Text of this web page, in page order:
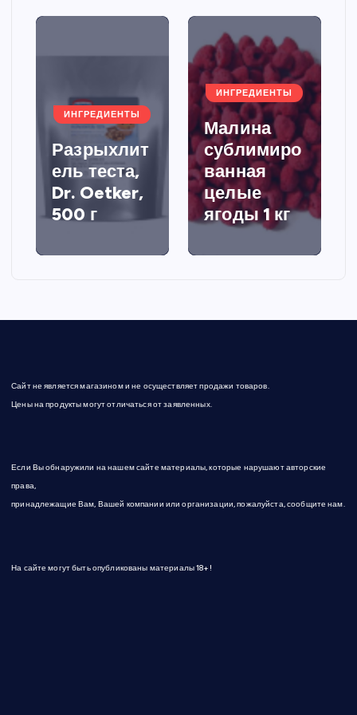
ИНГРЕДИЕНТЫ
Разрыхлит
ель теста,
Dr. Oetker,
500 г
ИНГРЕДИЕНТЫ
Малина
сублимиро
ванная
целые
ягоды 1 кг
Сайт не является магазином и не осуществляет продажи товаров.
Цены на продукты могут отличаться от заявленных.
Если Вы обнаружили на нашем сайте материалы, которые нарушают авторские
права,
принадлежащие Вам, Вашей компании или организации, пожалуйста, сообщите нам.
На сайте могут быть опубликованы материалы 18+!